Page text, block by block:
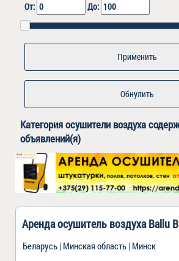
От: До:
Обнулить
Категорияосушители воздуха
объявлений(я)
Аренда осушитель воздуха Ballu
Беларусь | Минская область | Минск